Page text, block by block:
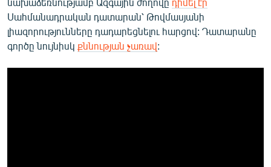
Սահմանադրական դատարան՝ Թովմասյանի
լիազորությունները դադարեցնելու հարցով: Դատարանը
գործը նույնիսկ քննության չառավ: